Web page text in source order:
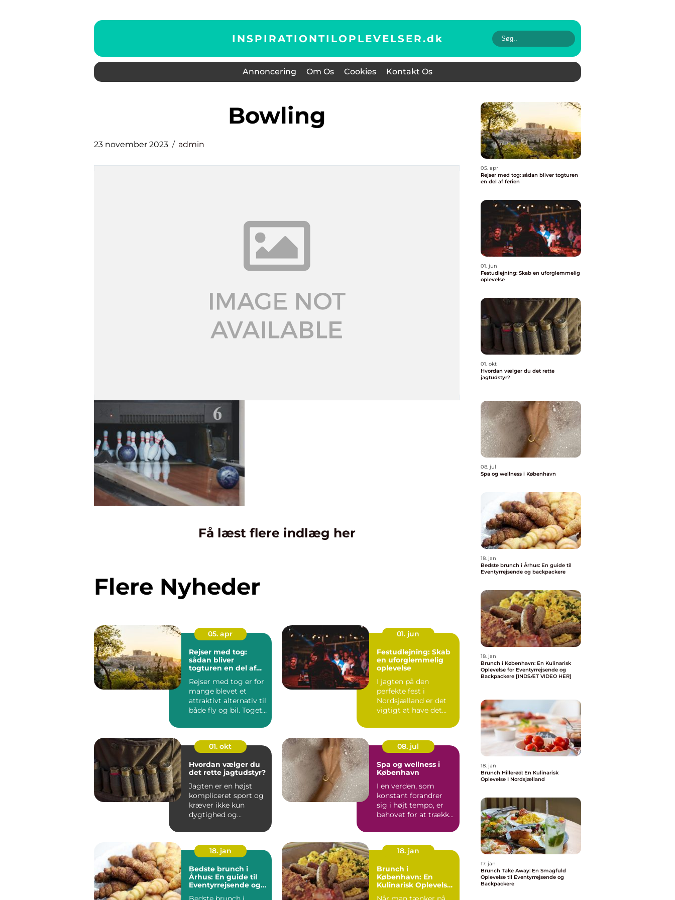
INSPIRATIONTILOPLEVELSER.dk
Annoncering Om Os Cookies Kontakt Os
bowling
23 november 2023 admin
Få læst flere indlæg her
Flere Nyheder
05. apr
Rejser med tog:
sådan bliver
togturen en del af
Rejser med tog er for
mange blevet et
attraktivt alternativ til
både fly og bil. Toget
01. jun
Festudlejning: Skab
en uforglemmelig
oplevelse
I jagten på den
perfekte fest i
Nordsjælland er det
vigtigt at have det
01. okt
Hvordan vælger du
det rette jagtudstyr?
Jagten er en højst
kompliceret sport og
kræver ikke kun
dygtighed og
08. jul
Spa og wellness i
København
I en verden, som
konstant forandrer
sig i højt tempo, er
behovet for at trække
18. jan
Bedste brunch i
Århus: En guide til
Eventyrrejsende og
18. jan
Brunch i
København: En
Kulinarisk Oplevelse
05. apr
Rejser med tog: sådan bliver togturen
en del af ferien
01. jun
Festudlejning: Skab en uforglemmelig
oplevelse
01. okt
Hvordan vælger du det rette
jagtudstyr?
08. jul
Spa og wellness i København
18. jan
Bedste brunch i Århus: En guide til
Eventyrrejsende og backpackere
18. jan
Brunch i København: En Kulinarisk
Oplevelse for Eventyrrejsende og
Backpackere [INDSÆT VIDEO HER]
18. jan
Brunch Hillerød: En Kulinarisk
Oplevelse I Nordsjælland
17. jan
Brunch Take Away: En Smagfuld
Oplevelse til Eventyrrejsende og
Backpackere